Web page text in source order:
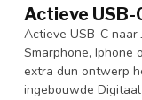
Actieve USB-
Actieve USB-C
Smarphone, Iphone
extra dun ontwerp
ingebouwde